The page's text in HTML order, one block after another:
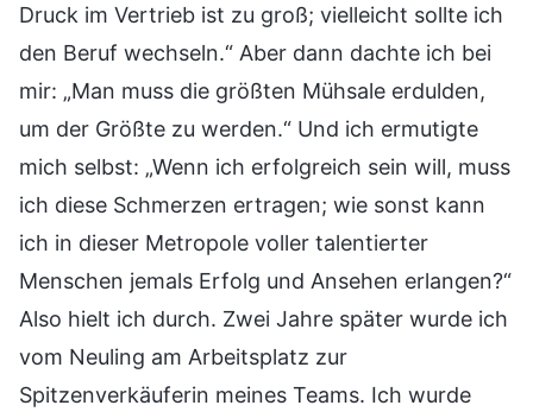
Druck im Vertrieb ist zu groß; vielleicht sollte ich
den Beruf wechseln.“ Aber dann dachte ich bei
mir: „Man muss die größten Mühsale erdulden,
um der Größte zu werden.“ Und ich ermutigte
mich selbst: „Wenn ich erfolgreich sein will, muss
ich diese Schmerzen ertragen; wie sonst kann
ich in dieser Metropole voller talentierter
Menschen jemals Erfolg und Ansehen erlangen?“
Also hielt ich durch. Zwei Jahre später wurde ich
vom Neuling am Arbeitsplatz zur
Spitzenverkäuferin meines Teams. Ich wurde